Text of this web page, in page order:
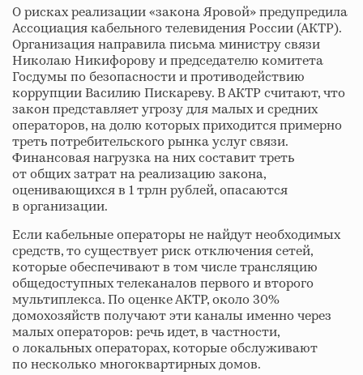
О рисках реализации «закона Яровой» предупредила
Ассоциация кабельного телевидения России (АКТР).
Организация направила письма министру связи
Николаю Никифорову и председателю комитета
Госдумы по безопасности и противодействию
коррупции Василию Пискареву. В АКТР считают, что
закон представляет угрозу для малых и средних
операторов, на долю которых приходится примерно
треть потребительского рынка услуг связи.
Финансовая нагрузка на них составит треть
от общих затрат на реализацию закона,
оценивающихся в 1 трлн рублей, опасаются
в организации.
Если кабельные операторы не найдут необходимых
средств, то существует риск отключения сетей,
которые обеспечивают в том числе трансляцию
общедоступных телеканалов первого и второго
мультиплекса. По оценке АКТР, около 30%
домохозяйств получают эти каналы именно через
малых операторов: речь идет, в частности,
о локальных операторах, которые обслуживают
по несколько многоквартирных домов.